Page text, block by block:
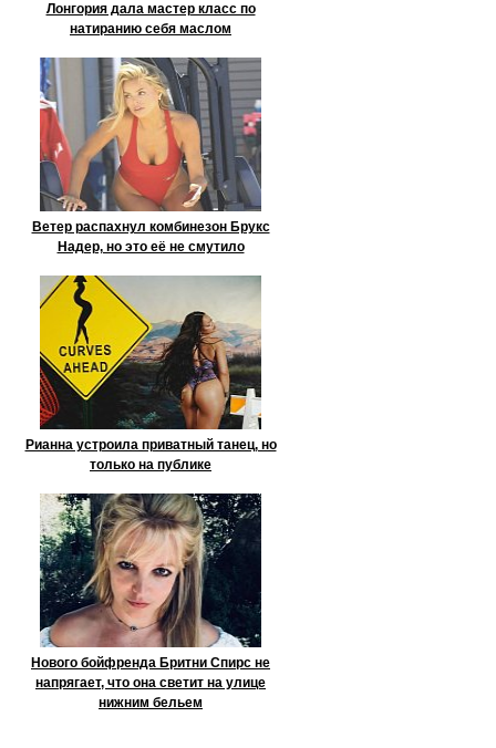
Лонгория дала мастер класс по
натиранию себя маслом
Ветер распахнул комбинезон Брукс
Надер, но это её не смутило
Рианна устроила приватный танец, но
только на публике
Нового бойфренда Бритни Спирс не
напрягает, что она светит на улице
нижним бельем